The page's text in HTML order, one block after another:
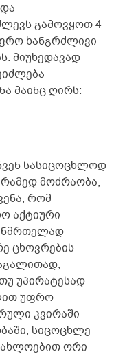
გამოვყოთ 4
ხანგრძლივი
მიუხედავად
მაინც ღირს:
სასიცოცხლოდ
მოძრაობა,
რომ
აქტიური
ცხოვრების
უპირატესად
უფრო
კვირაში
სიცოცხლე
ორი